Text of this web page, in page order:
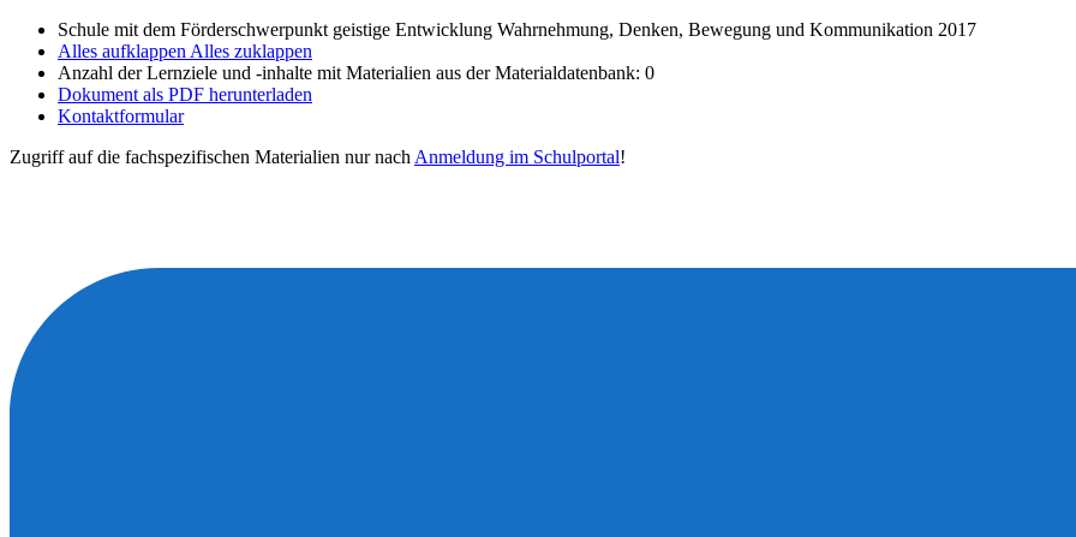
Schule mit dem Förderschwerpunkt geistige Entwicklung Wahrnehmung, Denken, Bewegung und Kommunikation 2017
Alles aufklappen Alles zuklappen
Anzahl der Lernziele und -inhalte mit Materialien aus der Materialdatenbank: 0
Dokument als PDF herunterladen
Kontaktformular
Zugriff auf die fachspezifischen Materialien nur nach Anmeldung im Schulportal!